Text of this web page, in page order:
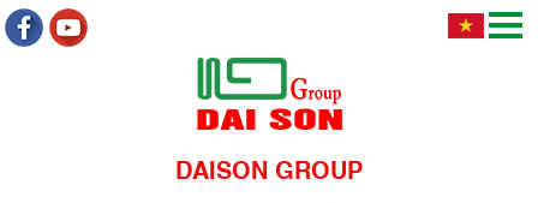
DAISON GROUP